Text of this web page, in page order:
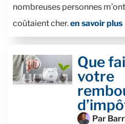
nombreuses personnes
coûtaient cher.en savoir plus
Que
votre
Par